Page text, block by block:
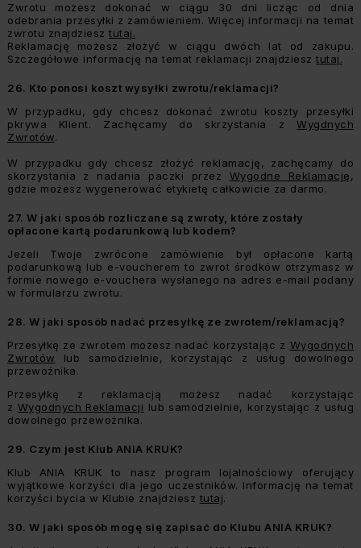
Zwrotu możesz dokonać w ciągu 30 dni licząc od dnia
odebrania przesyłki z zamówieniem. Więcej informacji na temat
zwrotu znajdziesz tutaj.
Reklamację możesz złożyć w ciągu dwóch lat od zakupu.
Szczegółowe informację na temat reklamacji znajdziesz tutaj.
26. Kto ponosi koszt wysyłki zwrotu/reklamacji?
W przypadku, gdy chcesz dokonać zwrotu koszty przesyłki
pkrywa Klient. Zachęcamy do skrzystania z Wygdnych
Zwrotów.
W przypadku gdy chcesz złożyć reklamację, zachęcamy do
skorzystania z nadania paczki przez Wygodne Reklamację,
gdzie możesz wygenerować etykietę całkowicie za darmo.
27. W jaki sposób rozliczane są zwroty, które zostały
opłacone kartą podarunkową lub kodem?
Jeżeli Twoje zwrócone zamówienie był opłacone kartą
podarunkową lub e-voucherem to zwrot środków otrzymasz w
formie nowego e-vouchera wysłanego na adres e-mail podany
w formularzu zwrotu.
28. W jaki sposób nadać przesyłkę ze zwrotem/reklamacją?
Przesyłkę ze zwrotem możesz nadać korzystając z Wygodnych
Zwrotów lub samodzielnie, korzystając z usług dowolnego
przewoźnika.
Przesyłkę z reklamacją możesz nadać korzystając
z Wygodnych Reklamacji lub samodzielnie, korzystając z usług
dowolnego przewoźnika.
29. Czym jest Klub ANIA KRUK?
Klub ANIA KRUK to nasz program lojalnościowy oferujący
wyjątkowe korzyści dla jego uczestników. Informację na temat
korzyści bycia w Klubie znajdziesz tutaj.
30. W jaki sposób mogę się zapisać do Klubu ANIA KRUK?